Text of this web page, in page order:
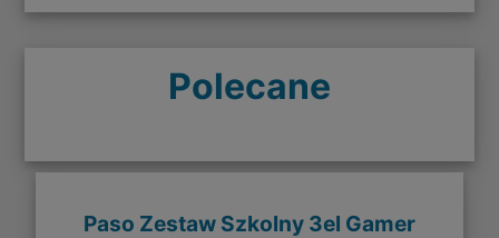
Polecane
Paso Zestaw Szkolny 3el Gamer